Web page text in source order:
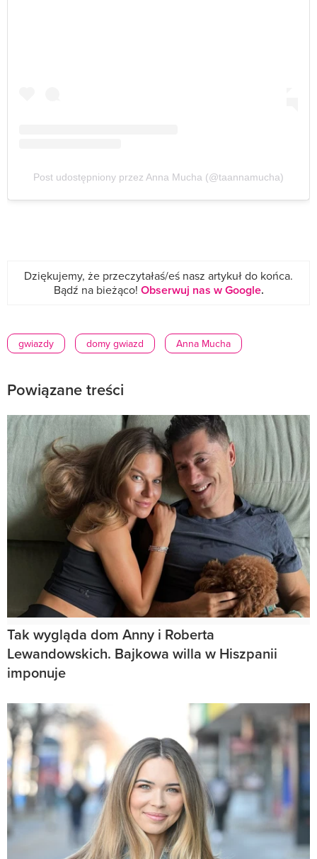
Post udostępniony przez Anna Mucha (@taannamucha)
Dziękujemy, że przeczytałaś/eś nasz artykuł do końca.
Bądź na bieżąco! Obserwuj nas w Google.
gwiazdy domy gwiazd Anna Mucha
Powiązane treści
Tak wygląda dom Anny i Roberta
Lewandowskich. Bajkowa willa w Hiszpanii
imponuje